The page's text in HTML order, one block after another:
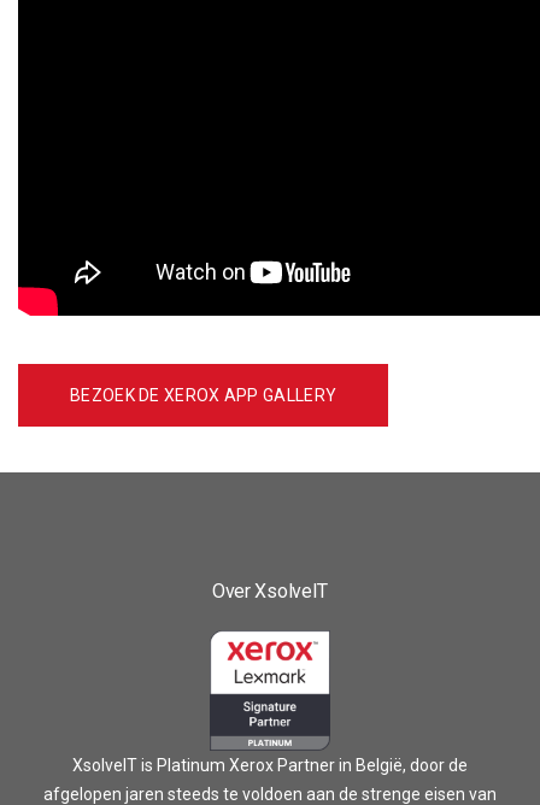
BEZOEK DE XEROX APP GALLERY
Over XsolveIT
XsolveIT is Platinum Xerox Partner in België, door de
afgelopen jaren steeds te voldoen aan de strenge eisen van